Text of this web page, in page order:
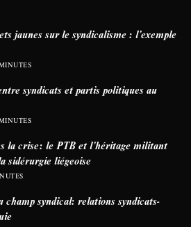
jaunes sur le syndicalisme : l’exemple
syndicats et partis politiques au
la crise: le PTB et l’héritage militant
sidérurgie liégeoise
champ syndical: relations syndicats-